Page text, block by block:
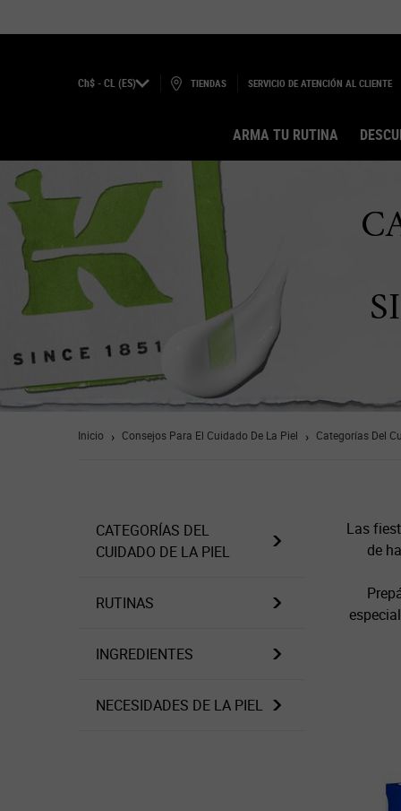
Ch$ - CL (ES) TIENDAS SERVICIO DE ATENCIÓN AL CLIENTE
ARMA TU RUTINA
Main content
Inicio Consejos Para El Cuidado De La Piel Categorías Del
CATEGORÍAS DEL
CUIDADO DE LA PIEL
RUTINAS
INGREDIENTES
NECESIDADES DE LA PIEL
Las
de